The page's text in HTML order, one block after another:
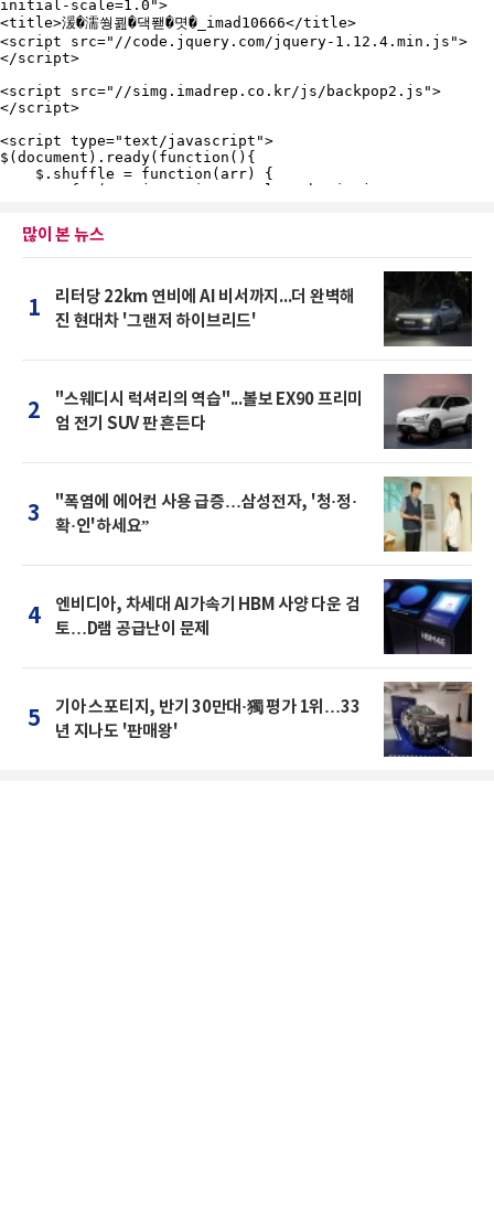
많이 본 뉴스
1
리터당 22km 연비에 AI 비서까지...더 완벽해
진 현대차 '그랜저 하이브리드'
2
"스웨디시 럭셔리의 역습"...볼보 EX90 프리미
엄 전기 SUV 판 흔든다
3
"폭염에 에어컨 사용 급증…삼성전자, '청·정·
확·인'하세요”
4
엔비디아, 차세대 AI가속기 HBM 사양 다운 검
토…D램 공급난이 문제
5
기아 스포티지, 반기 30만대·獨 평가 1위…33
년 지나도 '판매왕'